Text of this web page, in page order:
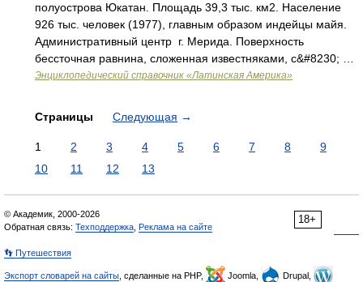
полуострова Юкатан. Площадь 39,3 тыс. км2. Население
926 тыс. человек (1977), главным образом индейцы майя.
Административный центр г. Мерида. Поверхность
бессточная равнина, сложенная известняками, с&#8230; …
Энциклопедический справочник «Латинская Америка»
Страницы Следующая →
1 2 3 4 5 6 7 8
9
10
11 12 13
18+
© Академик, 2000-2026
Обратная связь: Техподдержка Реклама на сайте
👣 Путешествия
Экспорт словарей на сайты , сделанные на PHP, Joomla,
Drupal,